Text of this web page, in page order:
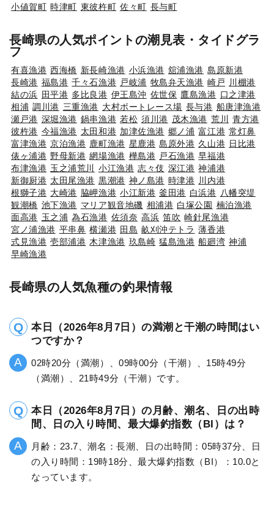
小値賀町 時津町 東彼杵町 佐々町 長与町
長崎県の人気ポイントの潮見表・タイドグラ
フ
有喜漁港 西海橋 新長崎漁港 小浜漁港 舘浦漁港 島原新港
長崎港 福島港 千々石漁港 戸岐浦 牧島弁天漁港 崎戸
川棚港
結の浜 田平港 多比良港 伊王島沖 佐世保 鷹島漁港 口之津港
相浦 調川港 三重漁港 大村ボートレース場 長与港 船唐津漁港
瀬戸港 深堀漁港 鍋串漁港 若松 須川港 茂木漁港 荒川 青方港
彼杵港 今福漁港 太田和港 加津佐漁港 郷ノ浦 富江港 常灯鼻
富津漁港 京泊漁港 鹿町漁港 星鹿港 島原外港 久山港 日比港
俵ヶ浦港 野母新港 網場漁港 樺島港 戸石漁港 早福港
布津漁港 玉之浦荒川 小江漁港 志々伎 深江港 神浦港
新御厨港 太田尾漁港 黒潮港 神ノ島港 時津港 川内港
根獅子港 大崎港 脇岬漁港 小江新港 釜田港 白浜港 八幡突堤
観潮橋 池下漁港 マリア観音地磯 相浦港 白塚公園 楠泊漁港
面高港 玉之浦 為石漁港 佐須奈 高浜 笛吹 崎針尾漁港
宮ノ浦漁港 平串鼻 横瀬港 田島 畝刈沖テトラ 薄香港
式見漁港 壱部浦港 木津漁港 玖島崎 猛島漁港 船廻湾 神浦
早崎漁港
長崎県の人気魚種の釣果情報
本日（2026年8月7日）の満潮と干潮の時間はい
つですか？
02時20分（満潮）、09時00分（干潮）、15時49分
（満潮）、21時49分（干潮）です。
本日（2026年8月7日）の月齢、潮名、日の出時
間、日の入り時間、最大爆釣指数（BI）は？
月齢：23.7、潮名：長潮、日の出時間：05時37分、日
の入り時間：19時18分、最大爆釣指数（BI）：10.0と
なっています。